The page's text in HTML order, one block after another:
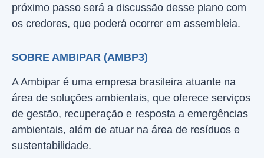
próximo passo será a discussão desse plano com
os credores, que poderá ocorrer em assembleia.
SOBRE AMBIPAR (AMBP3)
A Ambipar é uma empresa brasileira atuante na
área de soluções ambientais, que oferece serviços
de gestão, recuperação e resposta a emergências
ambientais, além de atuar na área de resíduos e
sustentabilidade.